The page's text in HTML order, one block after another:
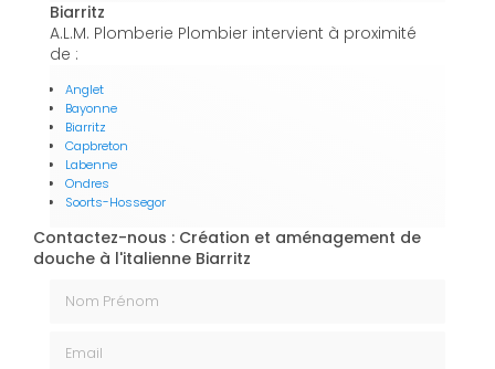
Biarritz
A.L.M. Plomberie Plombier intervient à proximité
de :
Anglet
Bayonne
Biarritz
Capbreton
Labenne
Ondres
Soorts-Hossegor
Contactez-nous : Création et aménagement de
douche à l'italienne Biarritz